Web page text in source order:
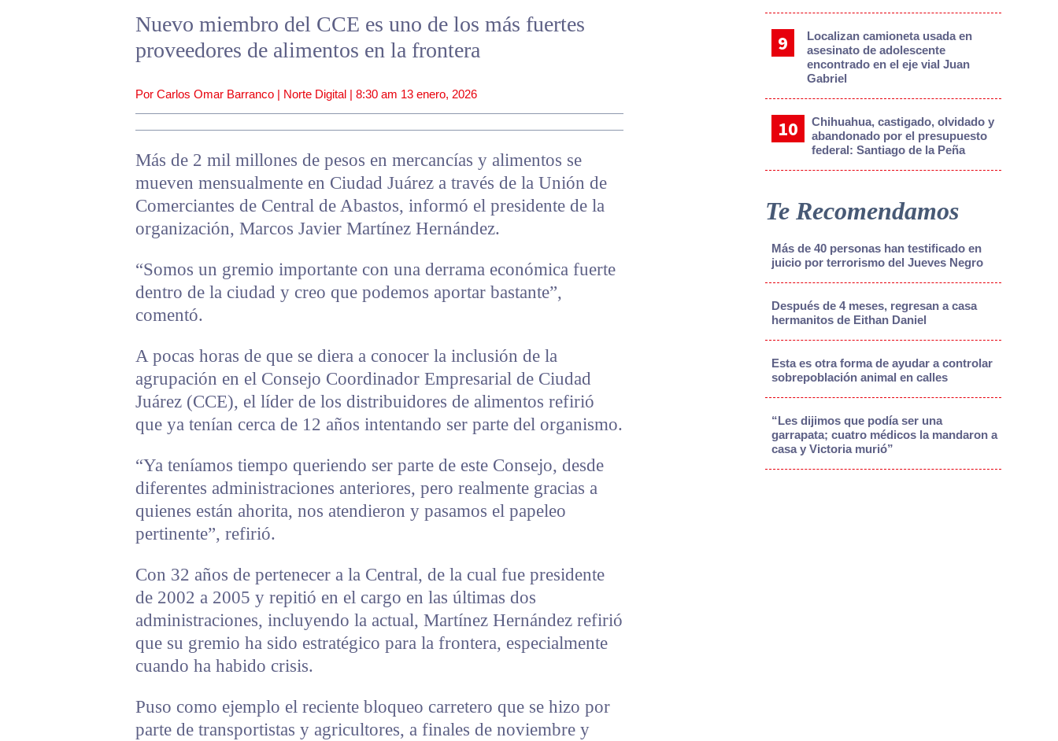
Nuevo miembro del CCE es uno de los más fuertes
proveedores de alimentos en la frontera
Por Carlos Omar Barranco | Norte Digital | 8:30 am 13 enero, 2026
Más de 2 mil millones de pesos en mercancías y alimentos se
mueven mensualmente en Ciudad Juárez a través de la Unión de
Comerciantes de Central de Abastos, informó el presidente de la
organización, Marcos Javier Martínez Hernández.
“Somos un gremio importante con una derrama económica fuerte
dentro de la ciudad y creo que podemos aportar bastante”,
comentó.
A pocas horas de que se diera a conocer la inclusión de la
agrupación en el Consejo Coordinador Empresarial de Ciudad
Juárez (CCE), el líder de los distribuidores de alimentos refirió
que ya tenían cerca de 12 años intentando ser parte del organismo.
“Ya teníamos tiempo queriendo ser parte de este Consejo, desde
diferentes administraciones anteriores, pero realmente gracias a
quienes están ahorita, nos atendieron y pasamos el papeleo
pertinente”, refirió.
Con 32 años de pertenecer a la Central, de la cual fue presidente
de 2002 a 2005 y repitió en el cargo en las últimas dos
administraciones, incluyendo la actual, Martínez Hernández refirió
que su gremio ha sido estratégico para la frontera, especialmente
cuando ha habido crisis.
Puso como ejemplo el reciente bloqueo carretero que se hizo por
parte de transportistas y agricultores, a finales de noviembre y
Localizan camioneta usada en
asesinato de adolescente
encontrado en el eje vial Juan
Gabriel
Chihuahua, castigado, olvidado y
abandonado por el presupuesto
federal: Santiago de la Peña
Te Recomendamos
Más de 40 personas han testificado en
juicio por terrorismo del Jueves Negro
Después de 4 meses, regresan a casa
hermanitos de Eithan Daniel
Esta es otra forma de ayudar a controlar
sobrepoblación animal en calles
“Les dijimos que podía ser una
garrapata; cuatro médicos la mandaron a
casa y Victoria murió”